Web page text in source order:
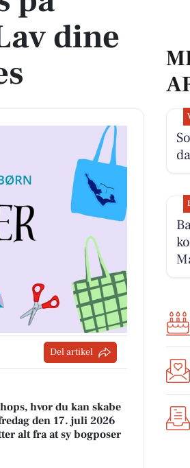
dine
Del artikel
hvor du kan skabe
den 17. juli 2026
alt fra at sy bogposer